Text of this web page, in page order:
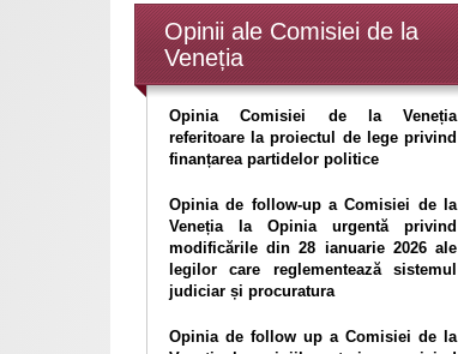
Opinii ale Comisiei de la
Veneția
Opinia Comisiei de la Veneția
referitoare la proiectul de lege privind
finanțarea partidelor politice
Opinia de follow-up a Comisiei de la
Veneția la Opinia urgentă privind
modificările din 28 ianuarie 2026 ale
legilor care reglementează sistemul
judiciar și procuratura
Opinia de follow up a Comisiei de la